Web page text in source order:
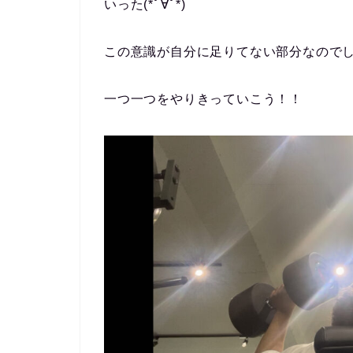
いった(*ﾟ∀ﾟ*)
この意識が自分に足りてない部分なので
一つ一つをやりきっていこう！！